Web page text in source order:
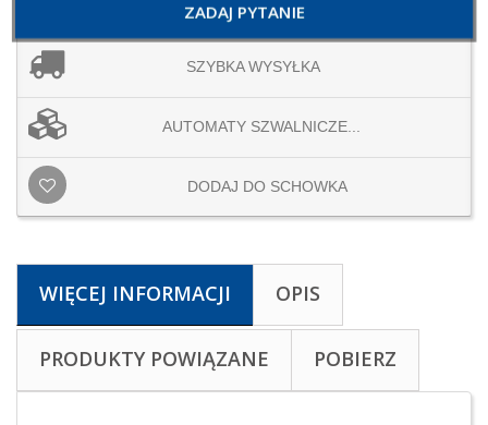
ZADAJ PYTANIE
SZYBKA WYSYŁKA
AUTOMATY SZWALNICZE...
DODAJ DO SCHOWKA
WIĘCEJ INFORMACJI OPIS
PRODUKTY POWIĄZANE POBIERZ